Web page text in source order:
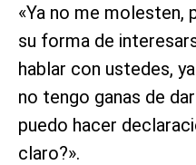
«Ya no me molesten,
su forma de
hablar con ustedes,
no tengo ganas de
puedo hacer
claro?».